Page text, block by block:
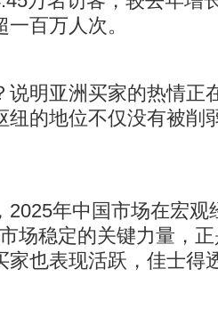
百万人次。
说明亚洲买家的热情正
纽的地位不仅没有被削
2025年中国市场在宏
场稳定的关键力量，
家也表现活跃，佳士得